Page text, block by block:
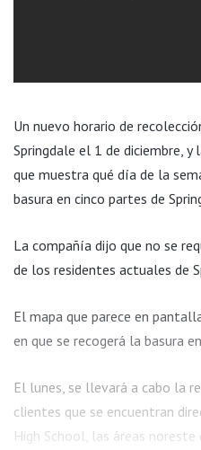
Un nuevo horario de
Springdale el 1 de diciembre, y
que muestra qué día de la
basura en cinco partes de
La compañía dijo que no se
de los residentes actuales de
El mapa que parece en
en que se recogerá la basura
El lunes, se llevará a cabo la
clientes que se encuentran
High School, las áreas noreste